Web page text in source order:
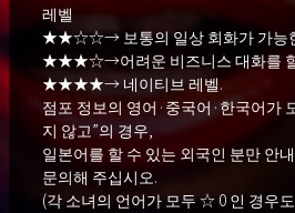
레벨
★★☆☆→ 보통의 일상 회화가 가능
★★★☆→어려운 비즈니스 대화를 할
★★★★→ 네이티브 레벨.
점포 정보의 영어·중국어·한국어가
지 않고”의 경우,
일본어를 할 수 있는 외국인 분만 안
문의해 주십시오.
(각 소녀의 언어가 모두 ☆ 0 인 경우